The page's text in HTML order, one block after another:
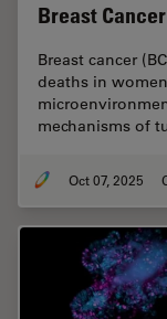
Breast
Breast cancer
deaths in
mechanisms of
Oct 07, 2025